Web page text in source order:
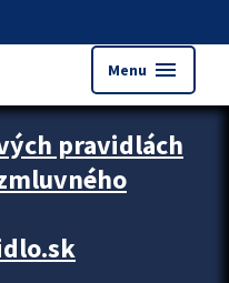
Menu menu
pravidlách